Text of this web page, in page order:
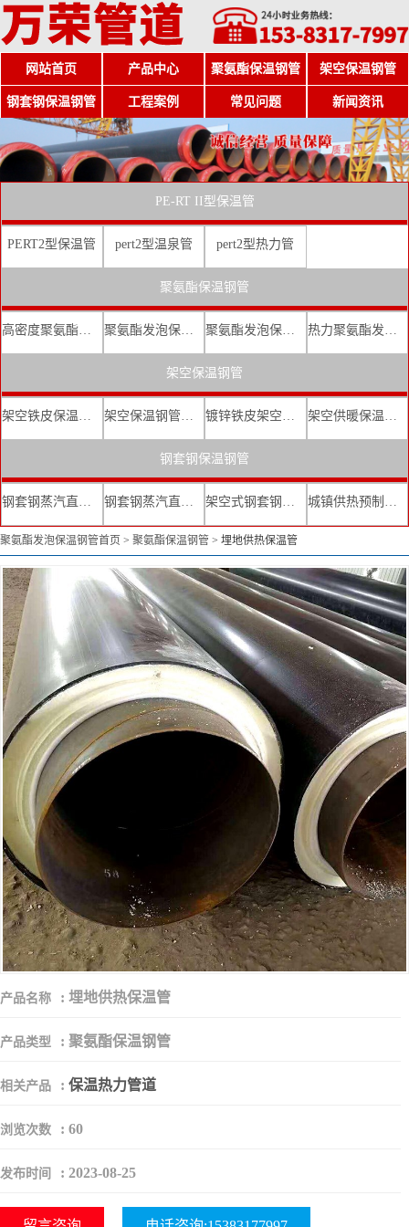
网站首页 产品中心 聚氨酯保温钢管 架空保温钢管
钢套钢保温钢管 工程案例 常见问题 新闻资讯
PE-RT II型保温管
PERT2型保温管 pert2型温泉管 pert2型热力管
聚氨酯保温钢管
高密度聚氨酯发泡保温钢管 聚氨酯发泡保温钢管厂家 聚氨酯发泡保温钢管价格 热力聚氨酯发泡直埋保温钢管
架空保温钢管
架空铁皮保温钢管 架空保温钢管厂家 镀锌铁皮架空保温管 架空供暖保温钢管
钢套钢保温钢管
钢套钢蒸汽直埋复合保温管 钢套钢蒸汽直埋保温管厂家 架空式钢套钢保温管 城镇供热预制直埋蒸汽保温管
聚氨酯发泡保温钢管首页 > 聚氨酯保温钢管 > 埋地供热保温管
产品名称 : 埋地供热保温管
产品类型 : 聚氨酯保温钢管
相关产品 : 保温热力管道
浏览次数 : 60
发布时间 : 2023-08-25